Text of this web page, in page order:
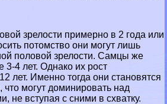
зрелости примерно в 2 года или
потомство они могут лишь
пoлoвoй зрелости. Самцы же
3-4 лет. Однако их рост
лет. Именно тогда они становятся
могут доминировать над
не вступая с сними в схватку.